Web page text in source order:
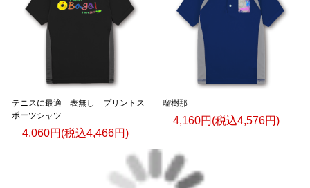
テニスに最適 表無し プリントス
ポーツシャツ
4,060円(税込4,466円)
瑠樹那
4,160円(税込4,576円)